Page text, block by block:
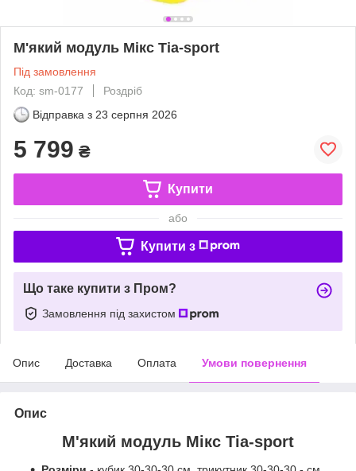
М'який модуль Мікс Тіа-sport
Під замовлення
Код: sm-0177
Роздріб
Відправка з 23 серпня 2026
5 799 ₴
Купити
або
Купити з
Що таке купити з Пром?
Замовлення під захистом
Опис Доставка Оплата Умови повернення
Опис
М'який модуль Мікс Тіа-sport